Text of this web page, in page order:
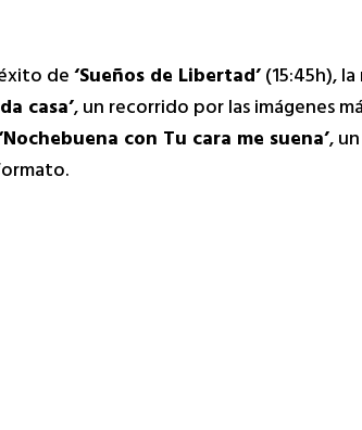
de‘Sueños de Libertad’(15:45h),
casa’, un recorrido por las imágenes
con Tu cara me suena’,